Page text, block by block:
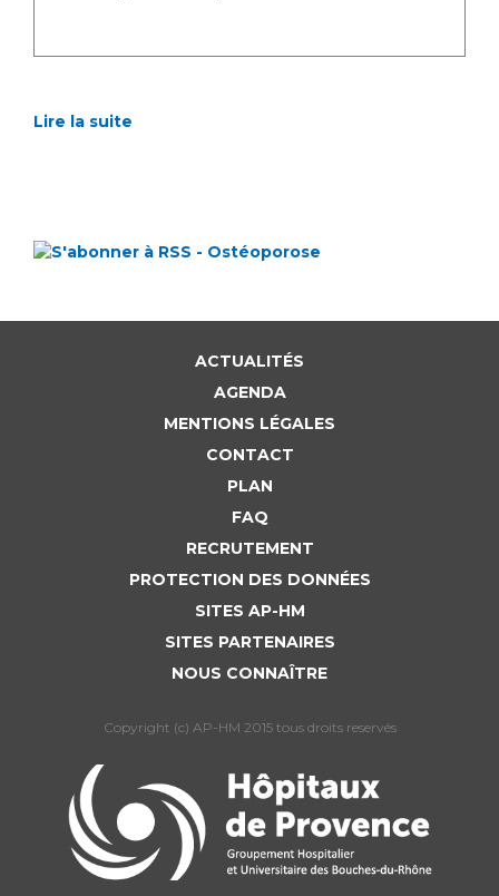
Lire la suite
ACTUALITÉS
AGENDA
MENTIONS LÉGALES
CONTACT
PLAN
FAQ
RECRUTEMENT
PROTECTION DES DONNÉES
SITES AP-HM
SITES PARTENAIRES
NOUS CONNAÎTRE
Copyright (c) AP-HM 2015 tous droits reservés